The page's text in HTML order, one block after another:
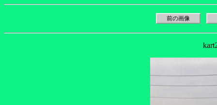
前の画像